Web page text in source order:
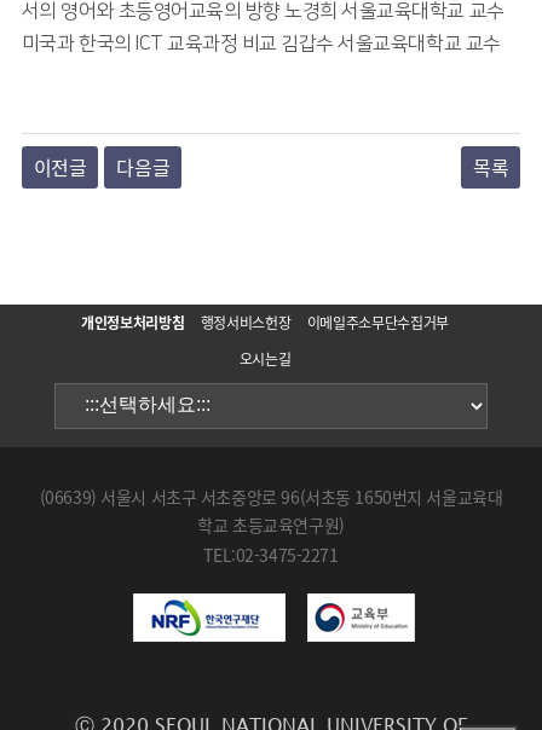
서의 영어와 초등영어교육의 방향 노경희 서울교육대학교 교수
미국과 한국의 ICT 교육과정 비교 김갑수 서울교육대학교 교수
이전글 다음글 목록
개인정보처리방침 행정서비스헌장
이메일주소무단수집거부
오시는길
(06639) 서울시 서초구 서초중앙로 96(서초동 1650번지 서울교육대
학교 초등교육연구원)
TEL:02-3475-2271
Ⓒ 2020 SEOUL NATIONAL UNIVERSITY OF